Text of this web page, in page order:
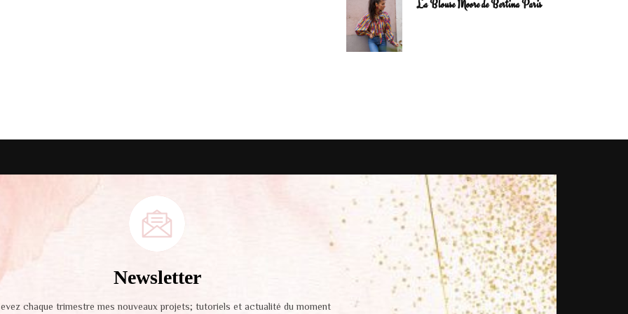
La Blouse Moore de Bertina Paris
Newsletter
chaque trimestre mes nouveaux projets; tutoriels et actualité du moment